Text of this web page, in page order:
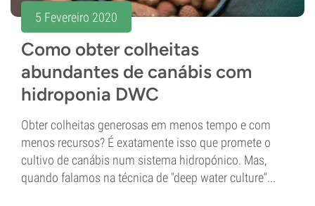
5 Fevereiro 2020
Como obter colheitas
abundantes de canábis com
hidroponia DWC
Obter colheitas generosas em menos tempo e com
menos recursos? É exatamente isso que promete o
cultivo de canábis num sistema hidropónico. Mas,
quando falamos na técnica de "deep water culture"...